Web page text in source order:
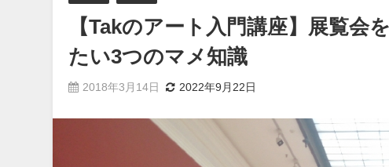
【Takのアート入門講座】展覧会
たい3つのマメ知識
2018年3月14日 2022年9月22日